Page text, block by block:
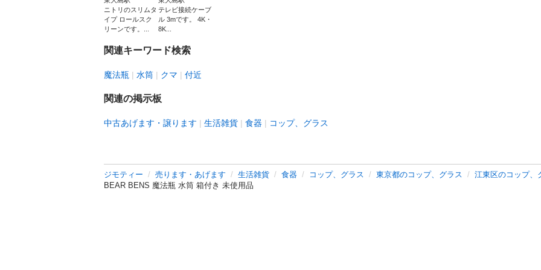
ニトリのスリムタ
イプ ロールスク
リーンです。...
テレビ接続ケーブ
ル 3mです。 4K・
8K...
関連キーワード検索
魔法瓶 水筒 クマ 付近
関連の掲示板
中古あげます・譲ります 生活雑貨 食器 コップ、グラス
ジモティー 売ります・あげます 生活雑貨 食器 コップ、グラス 東京都のコップ、グラス
江東区のコップ、
BEAR BENS 魔法瓶 水筒 箱付き 未使用品